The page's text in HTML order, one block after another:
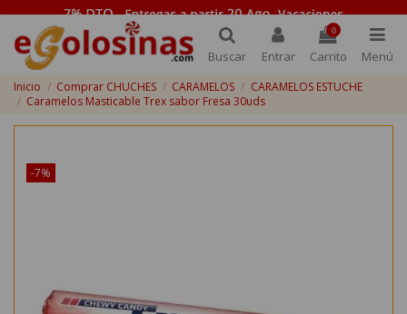
Buscar Entrar
0
Carrito Menú
Inicio Comprar CHUCHES CARAMELOS
CARAMELOS ESTUCHE
Caramelos Masticable Trex sabor Fresa 30uds
-7%